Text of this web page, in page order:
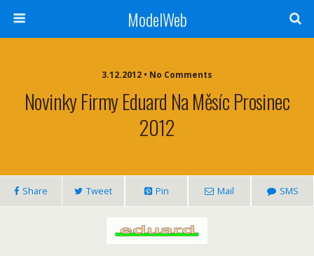
ModelWeb
3.12.2012 • No Comments
Novinky Firmy Eduard Na Měsíc Prosinec
2012
Share Tweet Pin Mail SMS